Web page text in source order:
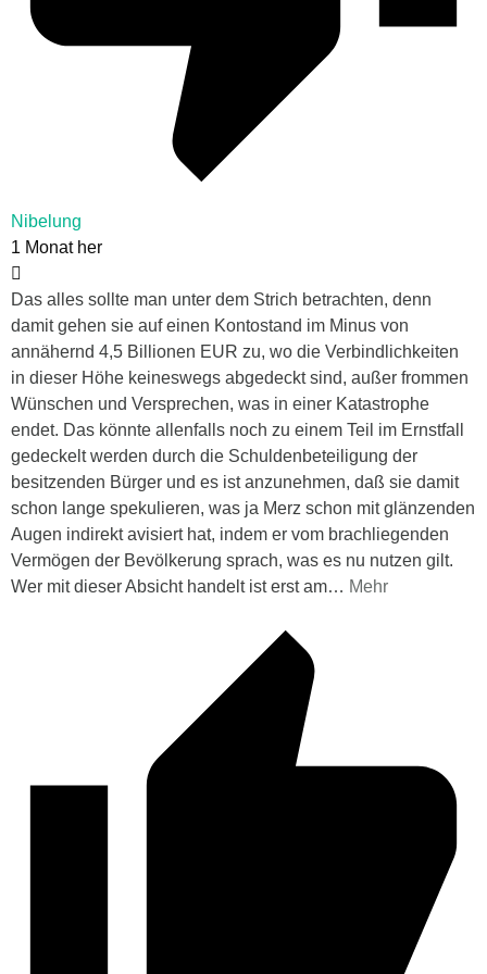
Nibelung
1 Monat her
Das alles sollte man unter dem Strich betrachten, denn
damit gehen sie auf einen Kontostand im Minus von
annähernd 4,5 Billionen EUR zu, wo die Verbindlichkeiten
in dieser Höhe keineswegs abgedeckt sind, außer frommen
Wünschen und Versprechen, was in einer Katastrophe
endet. Das könnte allenfalls noch zu einem Teil im Ernstfall
gedeckelt werden durch die Schuldenbeteiligung der
besitzenden Bürger und es ist anzunehmen, daß sie damit
schon lange spekulieren, was ja Merz schon mit glänzenden
Augen indirekt avisiert hat, indem er vom brachliegenden
Vermögen der Bevölkerung sprach, was es nu nutzen gilt.
Wer mit dieser Absicht handelt ist erst am… Mehr